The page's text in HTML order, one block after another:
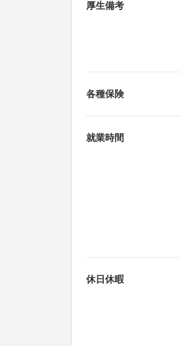
厚生備考
各種保険
就業時間
休日休暇